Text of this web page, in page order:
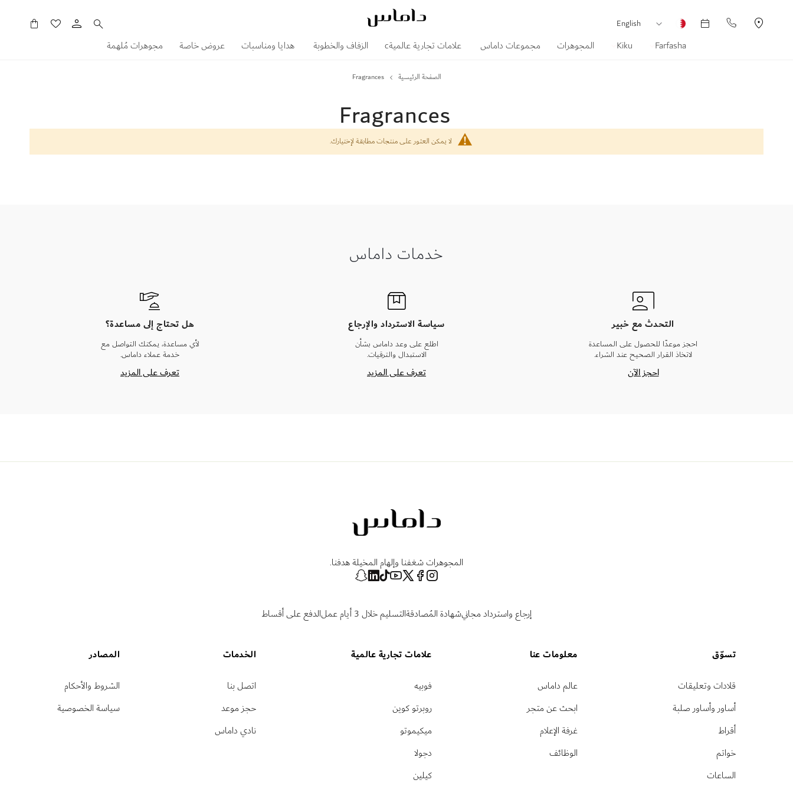
العملة لغة
English
Farfasha
Kiku المجوهرات مجموعات داماس علامات تجارية عالميةc الزفاف والخطوبة هدايا ومناسبات عروض خاصة مجوهرات مُلهمة
الصفحة الرئيسية Fragrances
Fragrances
لا يمكن العثور على منتجات مطابقة لإختيارك.
خدمات داماس
التحدث مع خبير
احجز موعدًا للحصول على المساعدة
لاتخاذ القرار الصحيح عند الشراء.
احجز الآن
سياسة الاسترداد والإرجاع
اطلع على وعد داماس بشأن
الاستبدال والترقيات.
تعرف على المزيد
هل تحتاج إلى مساعدة؟
لأي مساعدة، يمكنك التواصل مع
خدمة عملاء داماس.
تعرف على المزيد
المجوهرات شغفنا وإلهام المخيلة هدفنا.
إرجاع واسترداد مجانيشهادة المُصادقةالتسليم خلال 3 أيام عمل الدفع على أقساط
تسوّق
قلادات وتعليقات
أساور وأساور صلبة
أقراط
خواتم
الساعات
معلومات عنا
عالم داماس
ابحث عن متجر
غرفة الإعلام
الوظائف
علامات تجارية عالمية
فوبيه
روبرتو كوين
ميكيموتو
دجولا
كيلين
الخدمات
اتصل بنا
حجز موعد
نادي داماس
المصادر
الشروط والأحكام
سياسة الخصوصية